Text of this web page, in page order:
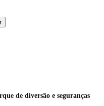
de diversão e seguranças